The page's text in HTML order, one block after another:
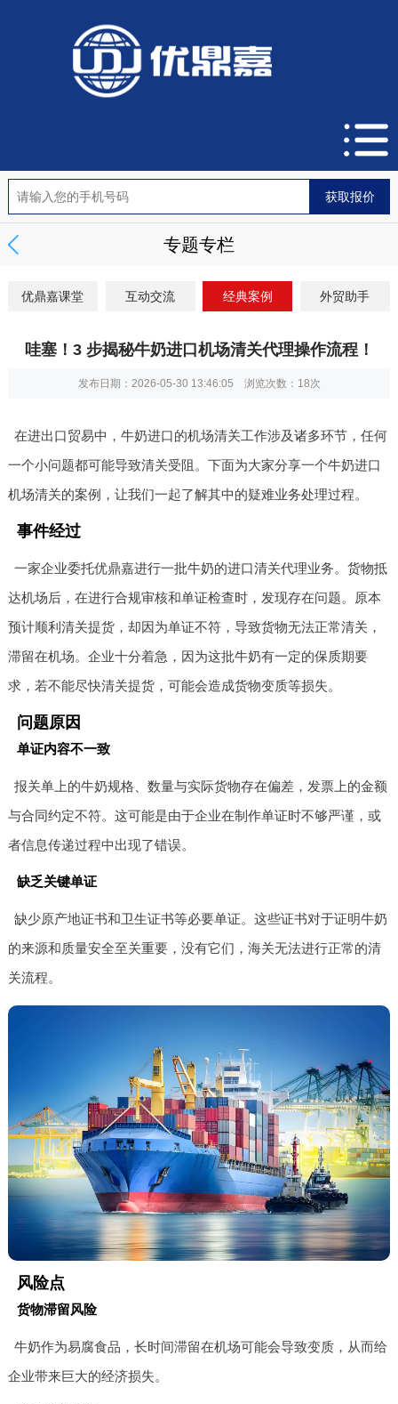
专题专栏
优鼎嘉课堂 互动交流 经典案例 外贸助手
哇塞！3 步揭秘牛奶进口机场清关代理操作流程！
发布日期：2026-05-30 13:46:05 浏览次数： 18次
在进出口贸易中，牛奶进口的机场清关工作涉及诸多环节，任何
一个小问题都可能导致清关受阻。下面为大家分享一个牛奶进口
机场清关的案例，让我们一起了解其中的疑难业务处理过程。
事件经过
一家企业委托优鼎嘉进行一批牛奶的进口清关代理业务。货物抵
达机场后，在进行合规审核和单证检查时，发现存在问题。原本
预计顺利清关提货，却因为单证不符，导致货物无法正常清关，
滞留在机场。企业十分着急，因为这批牛奶有一定的保质期要
求，若不能尽快清关提货，可能会造成货物变质等损失。
问题原因
单证内容不一致
报关单上的牛奶规格、数量与实际货物存在偏差，发票上的金额
与合同约定不符。这可能是由于企业在制作单证时不够严谨，或
者信息传递过程中出现了错误。
缺乏关键单证
缺少原产地证书和卫生证书等必要单证。这些证书对于证明牛奶
的来源和质量安全至关重要，没有它们，海关无法进行正常的清
关流程。
风险点
货物滞留风险
牛奶作为易腐食品，长时间滞留在机场可能会导致变质，从而给
企业带来巨大的经济损失。